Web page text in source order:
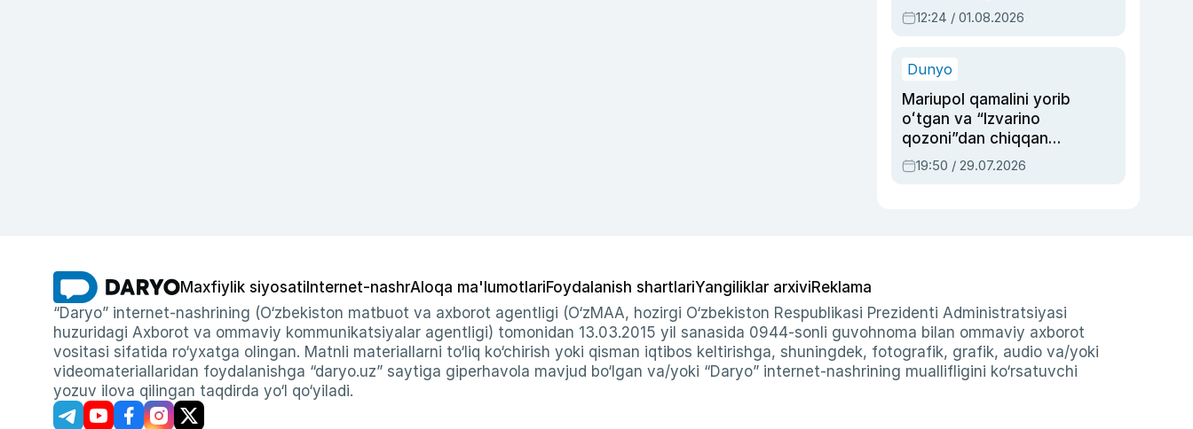
Oripovni siyosiy
ayblovlardan asrab
12:24 / 01.08.2026
Dunyo
Mariupol qamalini yorib
oʻtgan va “Izvarino
qozoni”dan chiqqan
qahramon — Ukraina
armiyasi bosh
19:50 / 29.07.2026
Maxfiylik siyosati Internet-nashrAloqa ma'lumotlariFoydalanish shartlariYangiliklar arxiviReklama
“Daryo” internet-nashrining (O‘zbekiston matbuot va axborot agentligi (O‘zMAA, hozirgi O‘zbekiston Respublikasi Prezidenti Administratsiyasi
huzuridagi Axborot va ommaviy kommunikatsiyalar agentligi) tomonidan 13.03.2015 yil sanasida 0944-sonli guvohnoma bilan ommaviy axborot
vositasi sifatida ro‘yxatga olingan. Matnli materiallarni to‘liq ko‘chirish yoki qisman iqtibos keltirishga, shuningdek, fotografik, grafik, audio va/yoki
videomateriallaridan foydalanishga “daryo.uz” saytiga giperhavola mavjud bo‘lgan va/yoki “Daryo” internet-nashrining muallifligini ko‘rsatuvchi
yozuv ilova qilingan taqdirda yo‘l qo‘yiladi.